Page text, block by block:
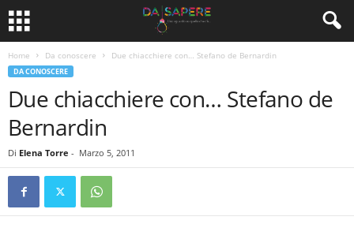
Home Da conoscere Due chiacchiere con… Stefano de Bernardin
DA CONOSCERE
Due chiacchiere con… Stefano de
Bernardin
Di Elena Torre - Marzo 5, 2011